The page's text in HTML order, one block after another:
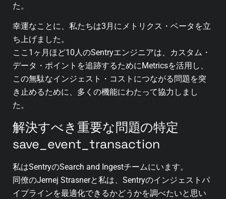
た。
幸運なことに、私たちは3月にメトリクス・ベータを立
ち上げました。
ここ1ヶ月ほど10人のSentryエンジニアは、カスタム・
データ・ポイントを追跡するためにMetricsを活用し、
この無駄なインジェスト・コストにつながる問題を突
き止めるために、多くの機能にわたって協力しまし
た。
解決すべき重要な問題の特定
save_event_transaction
私はSentryのSearch and Ingestチームにいます。
同僚のJernej Strasnerと私は、Sentryのインジェストパ
イプラインを最適化できるかどうかを調べたいと思い